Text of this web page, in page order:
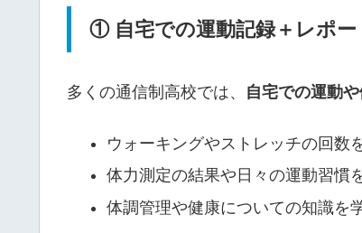
① 自宅での運動記録＋レポー
多くの通信制高校では、 自宅での運動
ウォーキングやストレッチの回数
体力測定の結果や日々の運動習慣
体調管理や健康についての知識を